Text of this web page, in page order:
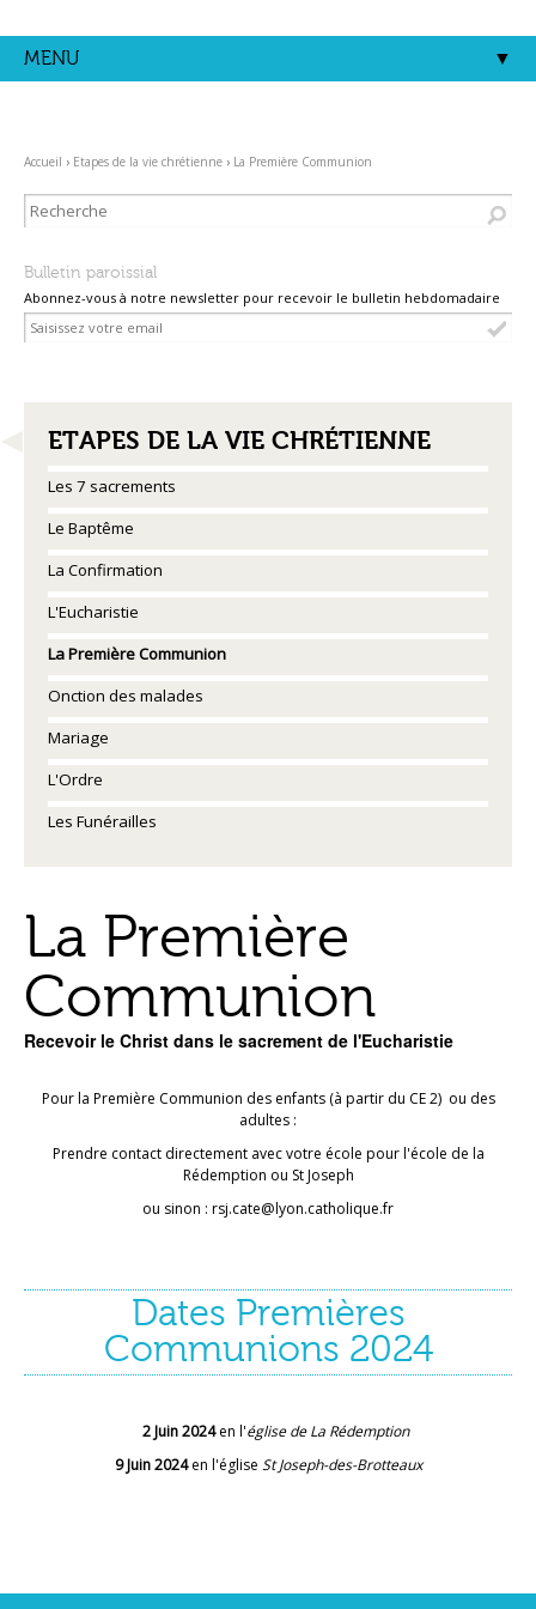
contenu.
|
MENU
Accueil › Etapes de la vie chrétienne › La Première Communion
Bulletin paroissial
Abonnez-vous à notre newsletter pour recevoir le bulletin hebdomadaire
NAVIGATION
ETAPES DE LA VIE CHRÉTIENNE
Les 7 sacrements
Le Baptême
La Confirmation
L'Eucharistie
La Première Communion
Onction des malades
Mariage
L'Ordre
Les Funérailles
La Première
Communion
Recevoir le Christ dans le sacrement de l'Eucharistie
Pour la Première Communion des enfants (à partir du CE 2) ou des
adultes :
Prendre contact directement avec votre école pour l'école de la
Rédemption ou St Joseph
ou sinon : rsj.cate@lyon.catholique.fr
Dates Premières
Communions 2024
2 Juin 2024en l'église de La Rédemption
9 Juin 2024en l'église St Joseph-des-Brotteaux